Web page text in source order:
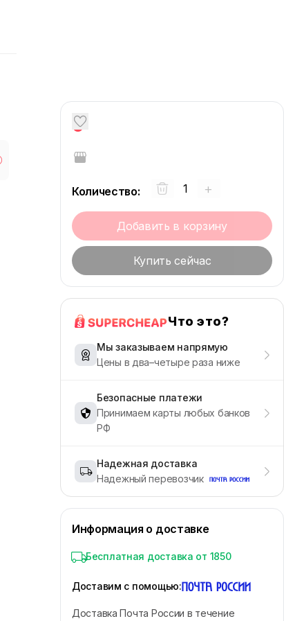
0
Количество: +
Добавить в корзину
Купить сейчас
Что это?
Мы заказываем напрямую
Цены в два–четыре раза ниже
Безопасные платежи
Принимаем карты любых банков
РФ
Надежная доставка
Надежный перевозчик
Информация о доставке
Бесплатная доставка от 1850
Доставим с помощью:
Доставка Почта России в течение